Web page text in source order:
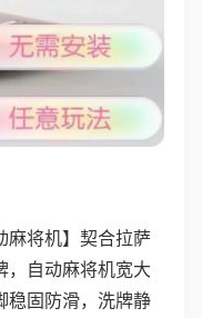
麻将机】契合拉萨
，自动麻将机宽大
稳固防滑，洗牌静